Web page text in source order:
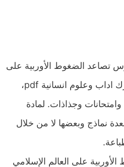
تصاعد الضغوط الأوربية على
العالم الإسلامي جذع مشترك اداب وعلوم انسانية pdf،
وجذاذات. لمادة
نماذج وبعضها لا من خلال
على العالم الإسلامي